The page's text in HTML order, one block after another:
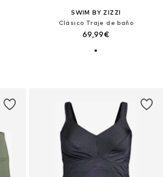
SWIM BY ZIZZI
Clásico Traje de baño
69,99€